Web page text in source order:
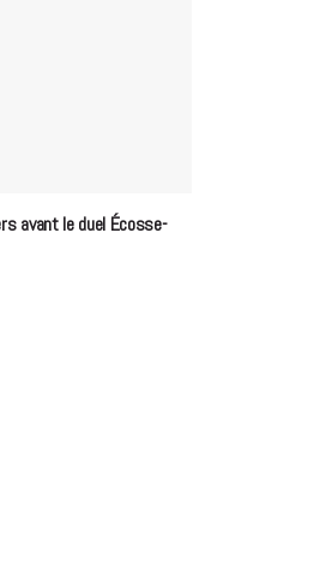
avant le duel Écosse-